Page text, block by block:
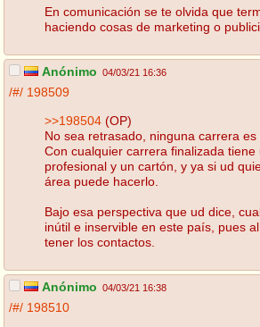
En comunicación se te olvida que
haciendo cosas de marketing o
Anónimo 04/03/21 16:36
/#/ 198509
>>198504 (OP)
No sea retrasado, ninguna carrera es
Con cualquier carrera finalizada tiene
profesional y un cartón, y ya si ud
área puede hacerlo.
Bajo esa perspectiva que ud dice,
inútil e inservible en este país, pues
tener los contactos.
Anónimo 04/03/21 16:38
/#/ 198510